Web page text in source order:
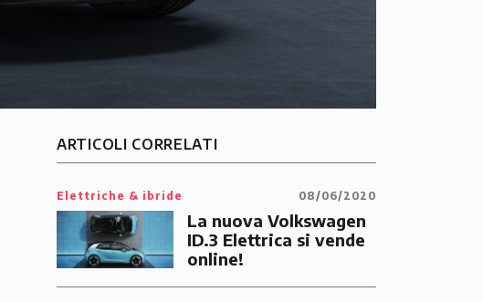
ARTICOLI CORRELATI
Elettriche & ibride 08/06/2020
La nuova Volkswagen
ID.3 Elettrica si vende
online!